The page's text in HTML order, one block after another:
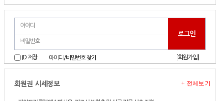
ID 저장 아이디/비밀번호 찾기 [회원가입]
회원권 시세정보 + 전체보기